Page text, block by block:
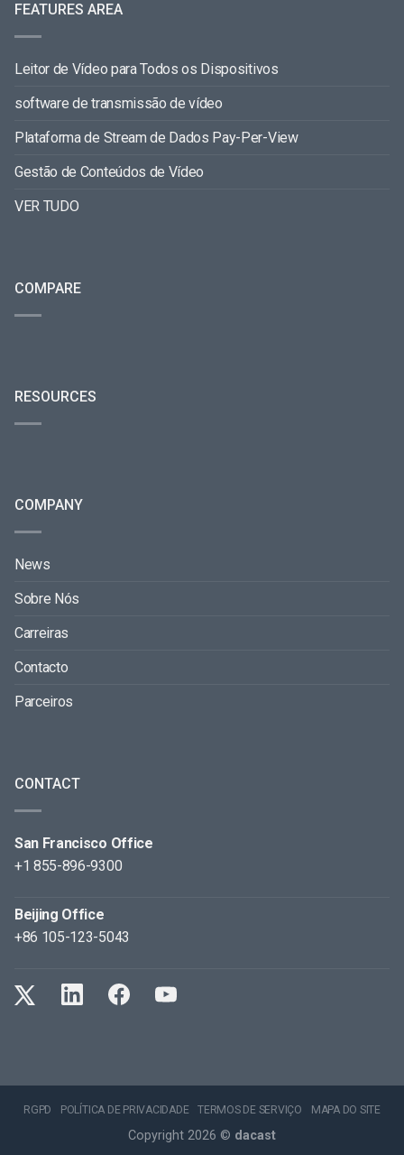
FEATURES AREA
Leitor de Vídeo para Todos os Dispositivos
software de transmissão de vídeo
Plataforma de Stream de Dados Pay-Per-View
Gestão de Conteúdos de Vídeo
VER TUDO
COMPARE
RESOURCES
COMPANY
News
Sobre Nós
Carreiras
Contacto
Parceiros
CONTACT
San Francisco Office
+1 855-896-9300
Beijing Office
+86 105-123-5043
RGPD POLÍTICA DE PRIVACIDADE TERMOS DE SERVIÇO MAPA DO SITE
Copyright 2026 © dacast